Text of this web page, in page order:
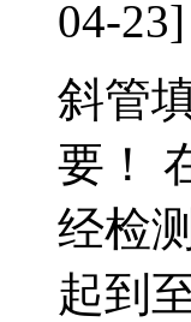
04-23]
斜管
要！
经检
起到